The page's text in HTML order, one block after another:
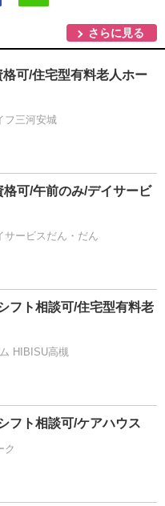
さらに見る
格可/住宅型有料老人ホー
フ三河安城
格可/午前のみ/デイサービ
サービスだん・だん
フト相談可/住宅型有料老
HIBISU高槻
フト相談可/ケアハウス
ク